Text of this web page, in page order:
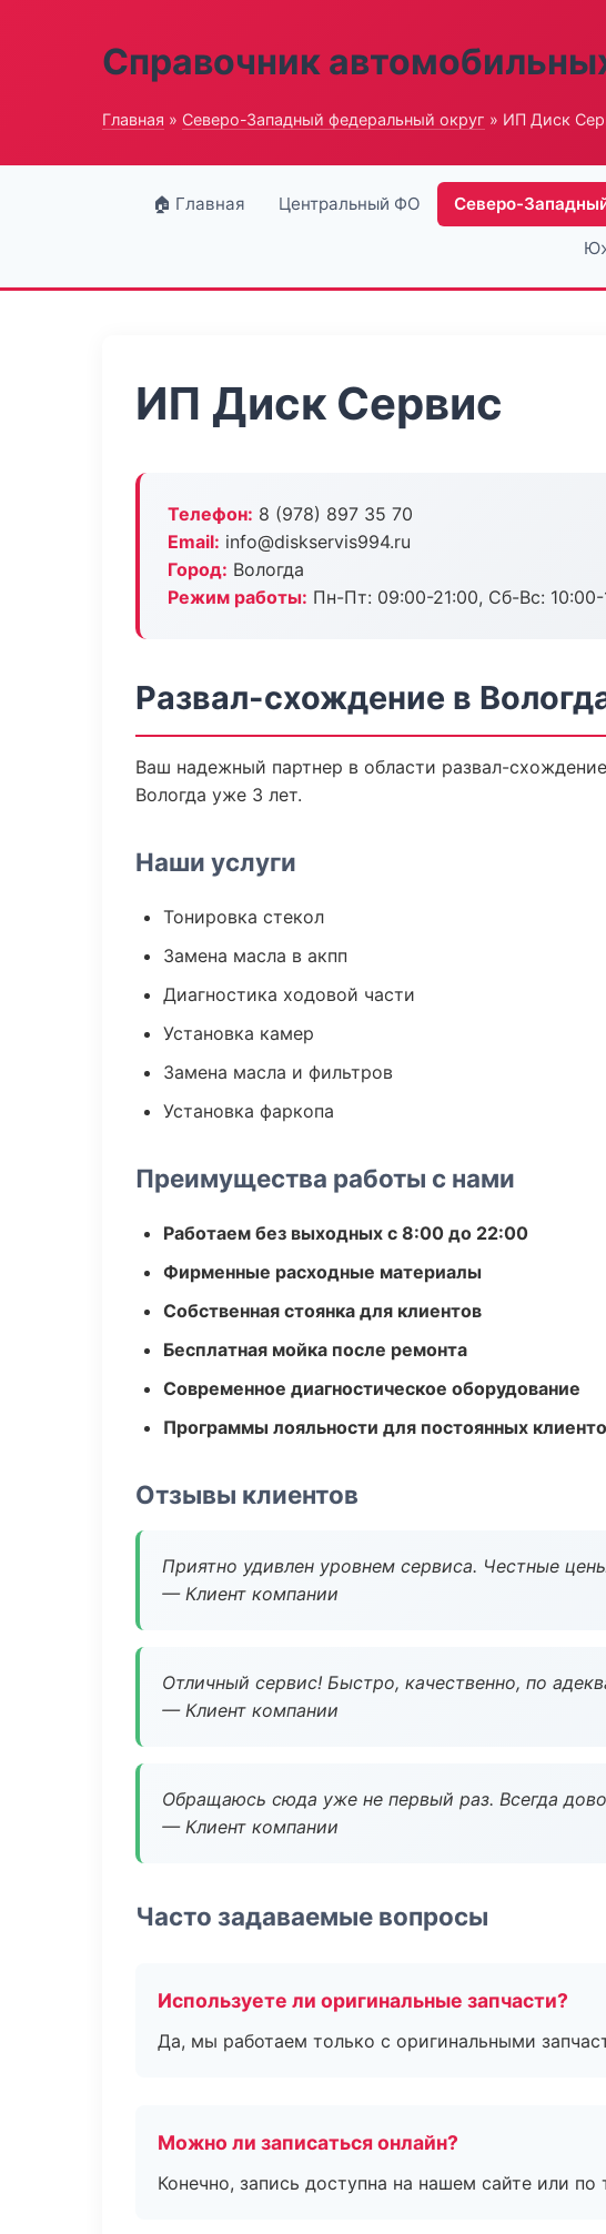
Справочник
Главная » Северо-Западный федеральный округ » ИП Диск
🏠 Главная Центральный ФО Северо-
ИП Диск Сервис
Телефон: 8 (978) 897 35 70
Email: info@diskservis994.ru
Город: Вологда
Режим работы: Пн-Пт: 09:00-21:00, Сб-Вс: 10:00-
Развал-схождение в
Ваш надежный партнер в области развал-
Вологда уже 3 лет.
Наши услуги
Тонировка стекол
Замена масла в акпп
Диагностика ходовой части
Установка камер
Замена масла и фильтров
Установка фаркопа
Преимущества работы с нами
Работаем без выходных с 8:00 до 22:00
Фирменные расходные материалы
Собственная стоянка для клиентов
Бесплатная мойка после ремонта
Современное диагностическое оборудование
Программы лояльности для постоянных
Отзывы клиентов
Приятно удивлен уровнем сервиса. Честные
— Клиент компании
Отличный сервис! Быстро, качественно, по
— Клиент компании
Обращаюсь сюда уже не первый раз. Всегда
— Клиент компании
Часто задаваемые вопросы
Используете ли оригинальные запчасти?
Да, мы работаем только с оригинальными
Можно ли записаться онлайн?
Конечно, запись доступна на нашем сайте или по